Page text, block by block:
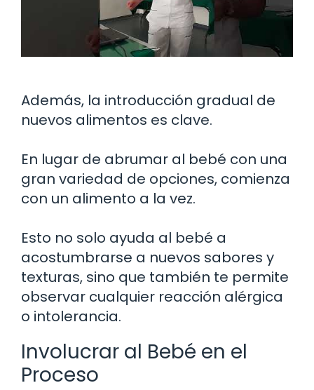
Además, la introducción gradual de
nuevos alimentos es clave.
En lugar de abrumar al bebé con una
gran variedad de opciones, comienza
con un alimento a la vez.
Esto no solo ayuda al bebé a
acostumbrarse a nuevos sabores y
texturas, sino que también te permite
observar cualquier reacción alérgica
o intolerancia.
Involucrar al Bebé en el
Proceso